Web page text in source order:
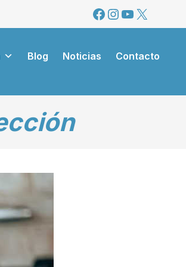
Facebook
Instagram
YouTube
X
Blog Noticias Contacto